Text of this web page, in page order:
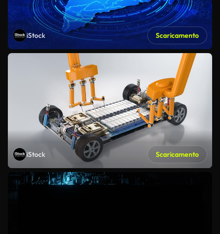
iStock Scaricamento
iStock Scaricamento